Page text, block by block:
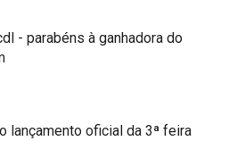
- parabéns à ganhadora do
lançamento oficial da 3ª feira